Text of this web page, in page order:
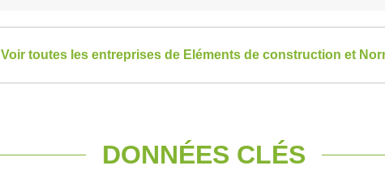
Voir toutes les entreprises de Eléments de construction et
DONNÉES CLÉS